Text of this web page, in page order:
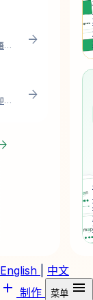
输入、粘贴或本地导入英语单词，制作自定义可打印高频词闪卡，支持实时预览、浏览器打印与 PDF 下载。 arrow_forward
输入课堂名单，制作可打印姓名牌和柜位标签，支持 A4、US Letter、多页预览、浏览器打印与 PDF 下载。 arrow_forward
English 中文
add 制作 菜单 menu